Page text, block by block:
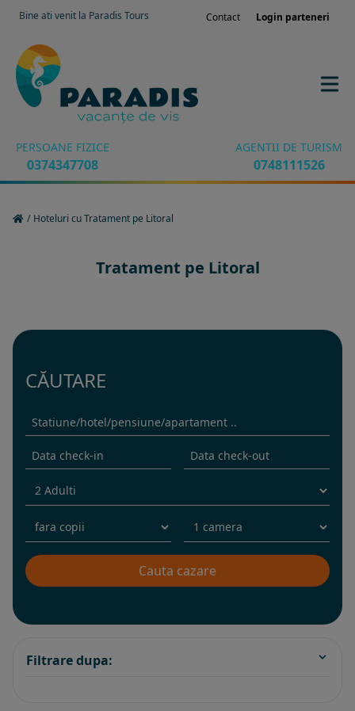
Bine ati venit la Paradis Tours Contact Login parteneri
PERSOANE FIZICE
0374347708
AGENTII DE TURISM
0748111526
/ Hoteluri cu Tratament pe Litoral
Tratament pe Litoral
CĂUTARE
Filtrare dupa: